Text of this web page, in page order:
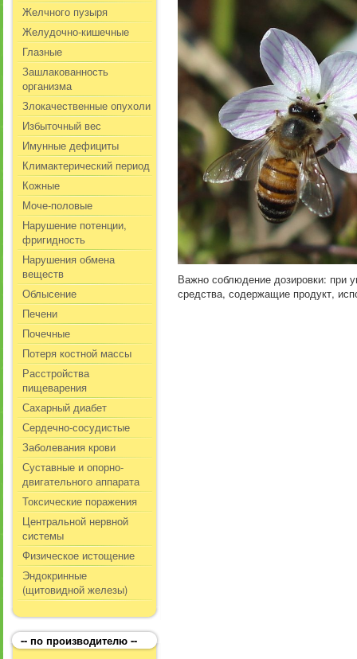
Желчного пузыря
Желудочно-кишечные
Глазные
Зашлакованность
организма
Злокачественные опухоли
Избыточный вес
Имунные дефициты
Климактерический период
Кожные
Моче-половые
Нарушение потенции,
фригидность
Нарушения обмена
веществ
Облысение
Печени
Почечные
Потеря костной массы
Расстройства
пищеварения
Сахарный диабет
Сердечно-сосудистые
Заболевания крови
Суставные и опорно-
двигательного аппарата
Токсические поражения
Центральной нервной
системы
Физическое истощение
Эндокринные
(щитовидной железы)
-- по производителю --
Важно соблюдение дозировки: при
средства, содержащие продукт,